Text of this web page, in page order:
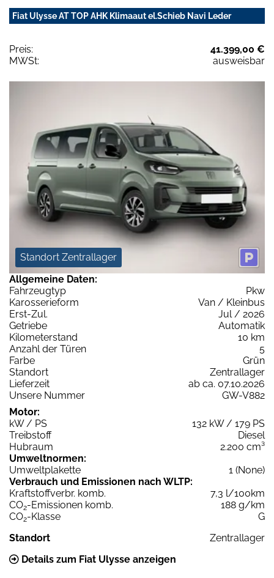
Fiat Ulysse AT TOP AHK Klimaaut el.Schieb Navi Leder
Preis:
41.399,00 €
MWSt:
ausweisbar
Standort Zentrallager
Allgemeine Daten:
Fahrzeugtyp
Pkw
Karosserieform
Van / Kleinbus
Erst-Zul.
Jul / 2026
Getriebe
Automatik
Kilometerstand
10 km
Anzahl der Türen
5
Farbe
Grün
Standort
Zentrallager
Lieferzeit
ab ca. 07.10.2026
Unsere Nummer
GW-V882
Motor:
kW / PS
132 kW / 179 PS
Treibstoff
Diesel
Hubraum
2.200 cm³
Umweltnormen:
Umweltplakette
1 (None)
Verbrauch und Emissionen nach WLTP:
Kraftstoffverbr. komb.
7,3 l/100km
CO2-Emissionen komb.
188 g/km
CO2-Klasse
G
Standort
Zentrallager
Details zum Fiat Ulysse anzeigen